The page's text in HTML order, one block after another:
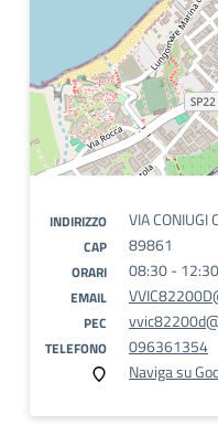
INDIRIZZO VIA CONIUGI
CAP 89861
ORARI 08:30 - 12:30
EMAIL
PEC
TELEFONO
096361354
Naviga su